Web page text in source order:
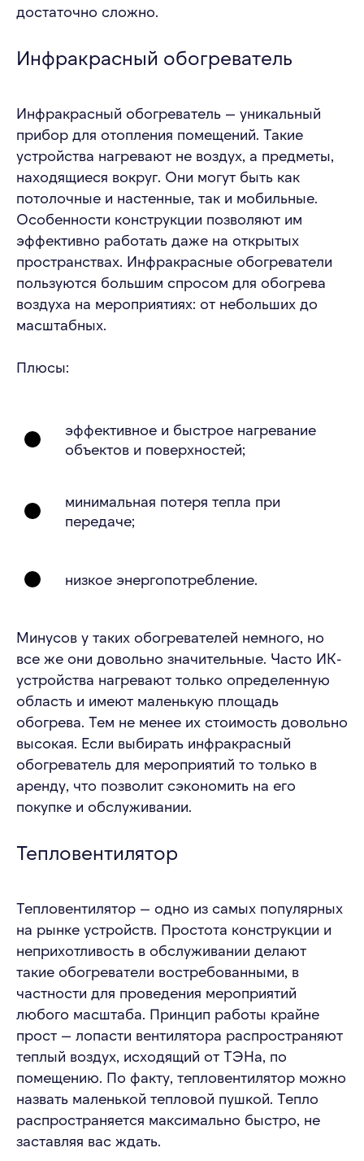
достаточно сложно.
Инфракрасный обогреватель
Инфракрасный обогреватель — уникальный
прибор для отопления помещений. Такие
устройства нагревают не воздух, а предметы,
находящиеся вокруг. Они могут быть как
потолочные и настенные, так и мобильные.
Особенности конструкции позволяют им
эффективно работать даже на открытых
пространствах. Инфракрасные обогреватели
пользуются большим спросом для обогрева
воздуха на мероприятиях: от небольших до
масштабных.
Плюсы:
эффективное и быстрое нагревание
объектов и поверхностей;
минимальная потеря тепла при
передаче;
низкое энергопотребление.
Минусов у таких обогревателей немного, но
все же они довольно значительные. Часто ИК-
устройства нагревают только определенную
область и имеют маленькую площадь
обогрева. Тем не менее их стоимость довольно
высокая. Если выбирать инфракрасный
обогреватель для мероприятий то только в
аренду, что позволит сэкономить на его
покупке и обслуживании.
Тепловентилятор
Тепловентилятор — одно из самых популярных
на рынке устройств. Простота конструкции и
неприхотливость в обслуживании делают
такие обогреватели востребованными, в
частности для проведения мероприятий
любого масштаба. Принцип работы крайне
прост — лопасти вентилятора распространяют
теплый воздух, исходящий от ТЭНа, по
помещению. По факту, тепловентилятор можно
назвать маленькой тепловой пушкой. Тепло
распространяется максимально быстро, не
заставляя вас ждать.